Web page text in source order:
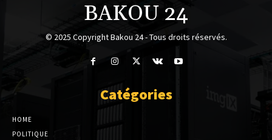
BAKOU 24
© 2025 Copyright Bakou 24 - Tous droits réservés.
Catégories
HOME
POLITIQUE